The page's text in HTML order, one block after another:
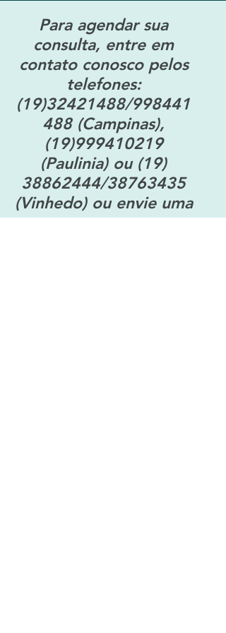
Para agendar sua
consulta, entre em
contato conosco pelos
telefones:
(19)32421488/998441
488 (Campinas),
(19)999410219
(Paulinia) ou (19)
38862444/38763435
(Vinhedo) ou envie uma
mensagem.